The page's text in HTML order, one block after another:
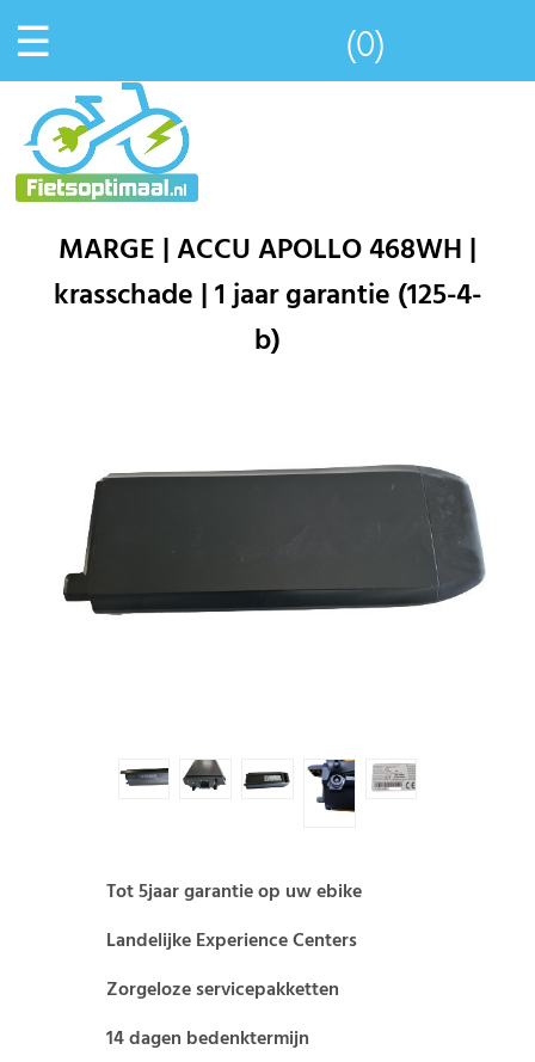
☰ (0)
MARGE | ACCU APOLLO 468WH |
krasschade | 1 jaar garantie (125-4-
b)
Tot 5jaar garantie op uw ebike
Landelijke Experience Centers
Zorgeloze servicepakketten
14 dagen bedenktermijn